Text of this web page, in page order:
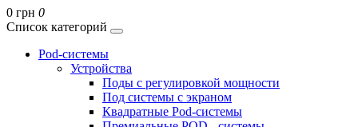
0 грн 0
Список категорий
Pod-системы
Устройства
Поды с регулировкой мощности
Под системы с экраном
Квадратные Pod-системы